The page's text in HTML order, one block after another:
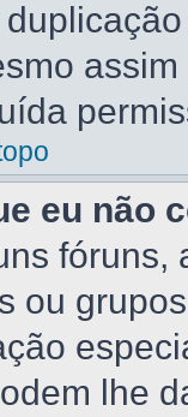
eu não
fóruns,
ou
lhe